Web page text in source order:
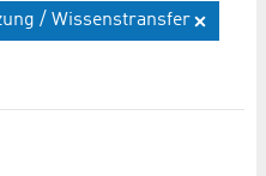
/ Wissenstransfer